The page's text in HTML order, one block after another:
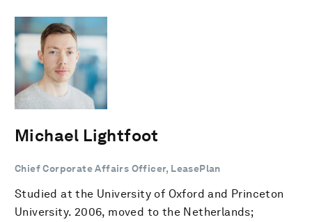
Michael Lightfoot
Chief Corporate Affairs Officer, LeasePlan
Studied at the University of Oxford and Princeton
University. 2006, moved to the Netherlands;